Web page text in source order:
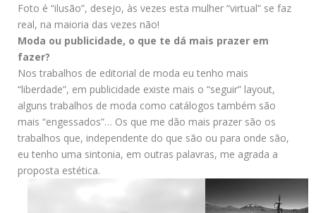
Foto é “ilusão”, desejo, às vezes esta mulher “virtual” se faz
real, na maioria das vezes não!
Moda ou publicidade, o que te dá mais prazer em
fazer?
Nos trabalhos de editorial de moda eu tenho mais
“liberdade”, em publicidade existe mais o “seguir” layout,
alguns trabalhos de moda como catálogos também são
mais “engessados”… Os que me dão mais prazer são os
trabalhos que, independente do que são ou para onde são,
eu tenho uma sintonia, em outras palavras, me agrada a
proposta estética.